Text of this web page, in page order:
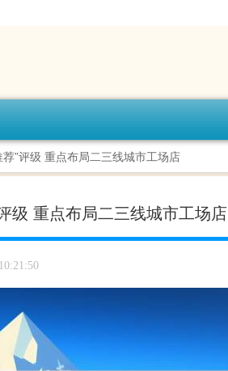
”评级 重点布局二三线城市工场店
级 重点布局二三线城市工场店